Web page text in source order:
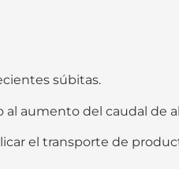
súbitas.
aumento del caudal de
el transporte de